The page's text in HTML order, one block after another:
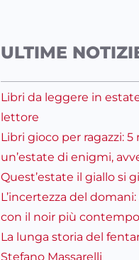
ULTIME
Libri da leggere in
lettore
Libri gioco per ragazzi:
un’estate di enigmi,
Quest’estate il giallo si
L’incertezza del
con il noir più
La lunga storia del
Stefano Massarelli